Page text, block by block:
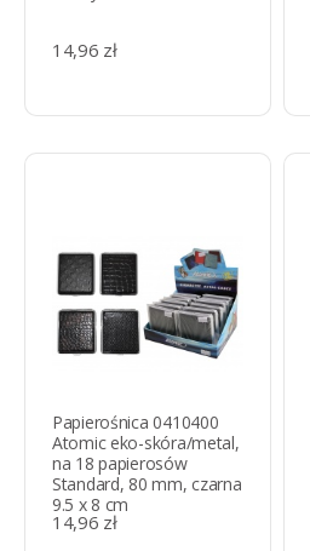
14,96 zł
Papierośnica 0410400
Atomic eko-skóra/metal,
na 18 papierosów
Standard, 80 mm, czarna
9.5 x 8 cm
14,96 zł